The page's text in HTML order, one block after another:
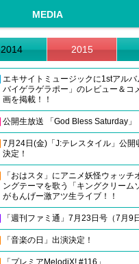
MEDIA
2014 2015
エキサイトミュージックに1stアルバ
バイゲラゲラポー」のレビュー＆コ
画を掲載！！
公開生放送 「God Bless Saturday」
7月24日(金)「J:テレスタイル」公開
決定！
「おはスタ」にアニメ妖怪ウォッチ
ングテーマを歌う「キングクリーム
がもんげー激アツ生ライブ！！
「週刊ファミ通」7月23日号（7月9
「音楽の日」出演決定！
「プレミアMelodiX! #116」